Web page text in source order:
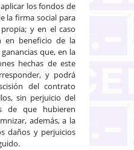
los fondos de
la firma social para
y en el caso
en beneficio de la
que, en la
hechas de este
y podrá
del contrato
sin perjuicio del
de que hubieren
además, a la
daños y perjuicios